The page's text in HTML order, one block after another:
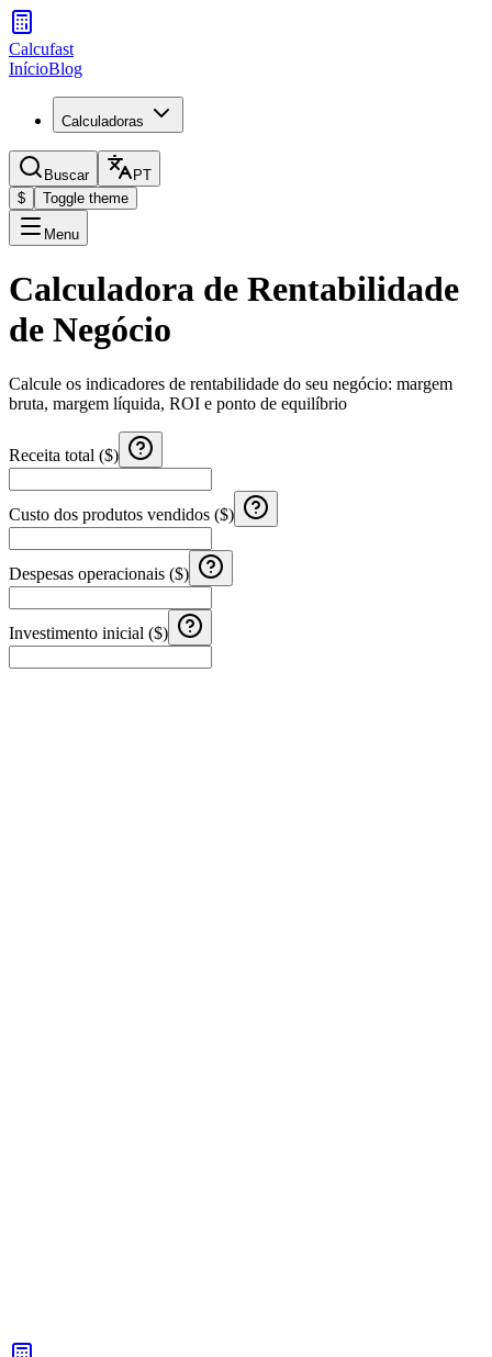
Calcufast
InícioBlog
Calculadoras
Buscar
PT
$
Toggle theme
Menu
Calculadora de Rentabilidade
de Negócio
Calcule os indicadores de rentabilidade do seu negócio: margem
bruta, margem líquida, ROI e ponto de equilíbrio
Receita total ($)
Custo dos produtos vendidos ($)
Despesas operacionais ($)
Investimento inicial ($)
Guatemala